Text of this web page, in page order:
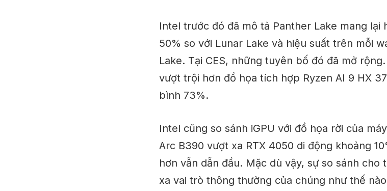
Intel trước đó đã mô tả Panther Lake mang lại
50% so với Lunar Lake và hiệu suất trên mỗi
Lake. Tại CES, những tuyên bố đó đã mở
vượt trội hơn đồ họa tích hợp Ryzen AI 9 HX
bình 73%.
Intel cũng so sánh iGPU với đồ họa rời của
Arc B390 vượt xa RTX 4050 di động khoảng
hơn vẫn dẫn đầu. Mặc dù vậy, sự so sánh cho
xa vai trò thông thường của chúng như thế